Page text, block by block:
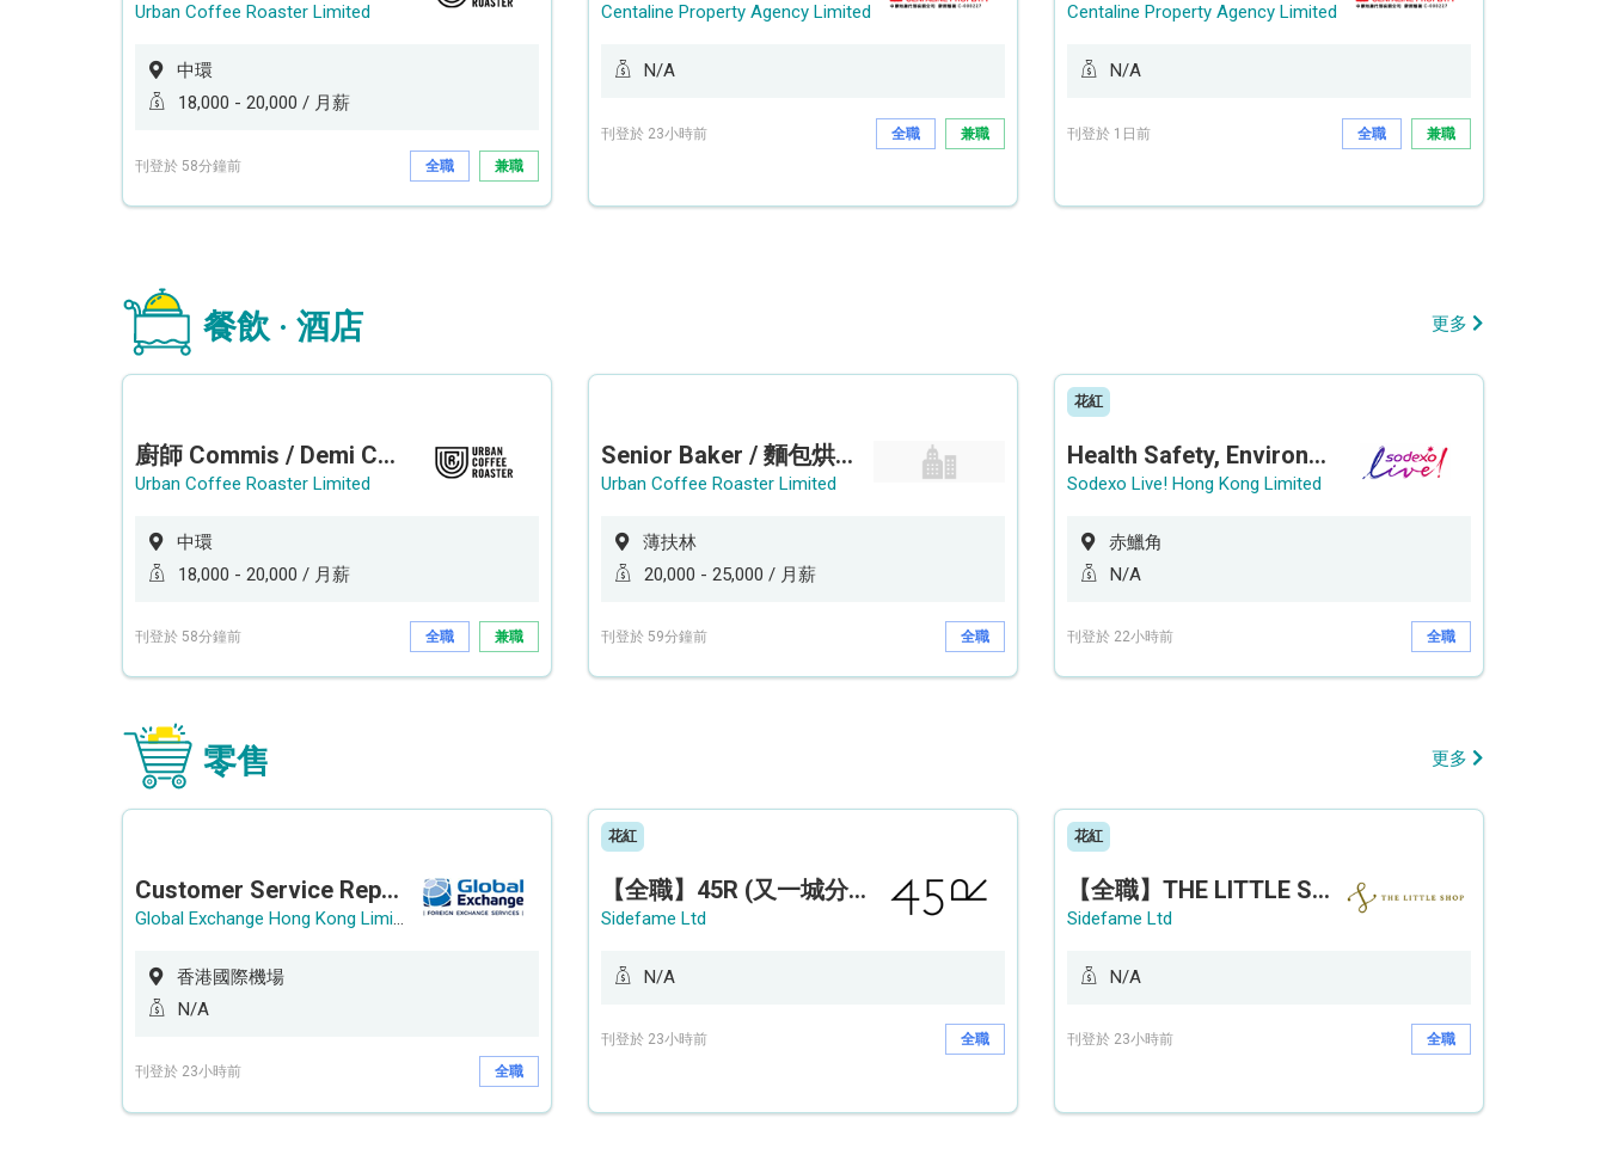
Urban Coffee Roaster Limited
中環
18,000 - 20,000 / 月薪
刊登於 58分鐘前 全職 兼職
Centaline Property Agency Limited
N/A
刊登於 23小時前 全職 兼職
Centaline Property Agency Limited
N/A
刊登於 1日前 全職 兼職
餐飲 · 酒店 更多
廚師 Commis / Demi Chef (全職/ 兼職) (工作地點:中環)
Urban Coffee Roaster Limited
中環
18,000 - 20,000 / 月薪
刊登於 58分鐘前 全職 兼職
Senior Baker / 麵包烘焙師 (工作地點: 薄扶林鄰近港鐵香港大學站 HKU Station）
Urban Coffee Roaster Limited
薄扶林
20,000 - 25,000 / 月薪
刊登於 59分鐘前 全職
花紅
Health Safety, Environment & Quality Assurance Officer (Maternity cover – 5 months contract)
Sodexo Live! Hong Kong Limited
赤鱲角
N/A
刊登於 22小時前 全職
零售 更多
Customer Service Representative (Airport)
Global Exchange Hong Kong Limited
香港國際機場
N/A
刊登於 23小時前 全職
花紅
【全職】45R (又一城分店) Sales Operation Assistant 銷售營運助理【永久保證佣金+新人獎金$3,000】
Sidefame Ltd
N/A
刊登於 23小時前 全職
花紅
【全職】THE LITTLE SHOP (利園分店) Sales Operation Assistant 銷售營運助理【永久保證佣金+新人獎金$3,000】
Sidefame Ltd
N/A
刊登於 23小時前 全職